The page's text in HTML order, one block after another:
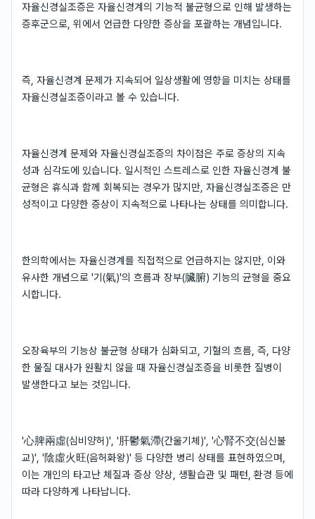
자율신경실조증은 자율신경계의 기능적 불균형으로 인해 발생하는
증후군으로, 위에서 언급한 다양한 증상을 포괄하는 개념입니다.
즉, 자율신경계 문제가 지속되어 일상생활에 영향을 미치는 상태를
자율신경실조증이라고 볼 수 있습니다.
자율신경계 문제와 자율신경실조증의 차이점은 주로 증상의 지속
성과 심각도에 있습니다. 일시적인 스트레스로 인한 자율신경계 불
균형은 휴식과 함께 회복되는 경우가 많지만, 자율신경실조증은 만
성적이고 다양한 증상이 지속적으로 나타나는 상태를 의미합니다.
한의학에서는 자율신경계를 직접적으로 언급하지는 않지만, 이와
유사한 개념으로 '기(氣)'의 흐름과 장부(臟腑) 기능의 균형을 중요
시합니다.
오장육부의 기능상 불균형 상태가 심화되고, 기혈의 흐름, 즉, 다양
한 물질 대사가 원활치 않을 때 자율신경실조증을 비롯한 질병이
발생한다고 보는 것입니다.
'心脾兩虛(심비양허)', '肝鬱氣滯(간울기체)', '心腎不交(심신불
교)', '陰虛火旺(음허화왕)' 등 다양한 병리 상태를 표현하였으며,
이는 개인의 타고난 체질과 증상 양상, 생활습관 및 패턴, 환경 등에
따라 다양하게 나타납니다.